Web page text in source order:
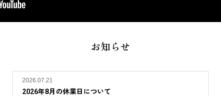
お知らせ
2026.07.21
2026年8月の休業日について